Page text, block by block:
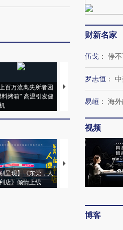
百万流离失所者困
料烤箱” 高温引发健
视线｜HYROX的吸金
术：是什么让中产们
心“花钱找虐”？
别呈现】《东莞，人
店》倾情上线
【推广】走进第四届
会，让数智科技“链”
财新名家
伍戈 ： 停
罗志恒 ：
易峘 ： 海
视频
博客